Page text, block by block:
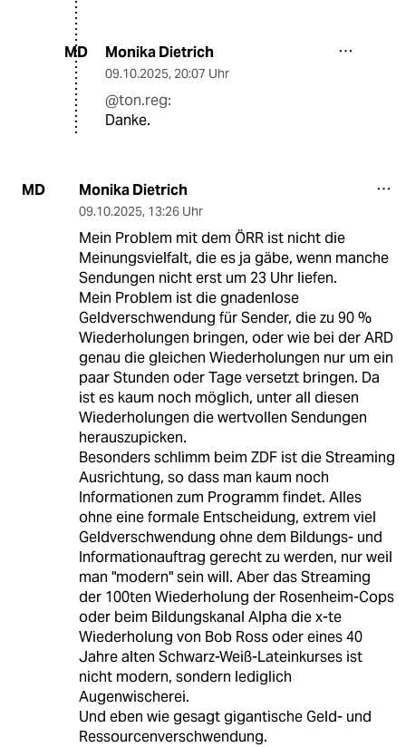
MD Monika Dietrich
09.10.2025, 20:07 Uhr
@ton.reg:
Danke.
MD Monika Dietrich
09.10.2025, 13:26 Uhr
Mein Problem mit dem ÖRR ist nicht die
Meinungsvielfalt, die es ja gäbe, wenn manche
Sendungen nicht erst um 23 Uhr liefen.
Mein Problem ist die gnadenlose
Geldverschwendung für Sender, die zu 90 %
Wiederholungen bringen, oder wie bei der ARD
genau die gleichen Wiederholungen nur um ein
paar Stunden oder Tage versetzt bringen. Da
ist es kaum noch möglich, unter all diesen
Wiederholungen die wertvollen Sendungen
herauszupicken.
Besonders schlimm beim ZDF ist die Streaming
Ausrichtung, so dass man kaum noch
Informationen zum Programm findet. Alles
ohne eine formale Entscheidung, extrem viel
Geldverschwendung ohne dem Bildungs- und
Informationauftrag gerecht zu werden, nur weil
man "modern" sein will. Aber das Streaming
der 100ten Wiederholung der Rosenheim-Cops
oder beim Bildungskanal Alpha die x-te
Wiederholung von Bob Ross oder eines 40
Jahre alten Schwarz-Weiß-Lateinkurses ist
nicht modern, sondern lediglich
Augenwischerei.
Und eben wie gesagt gigantische Geld- und
Ressourcenverschwendung.